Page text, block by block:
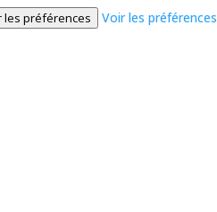
les préférences
Voir les préférences